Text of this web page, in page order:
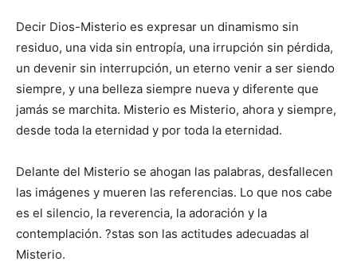
Decir Dios-Misterio es expresar un dinamismo sin
residuo, una vida sin entropía, una irrupción sin pérdida,
un devenir sin interrupción, un eterno venir a ser siendo
siempre, y una belleza siempre nueva y diferente que
jamás se marchita. Misterio es Misterio, ahora y siempre,
desde toda la eternidad y por toda la eternidad.
Delante del Misterio se ahogan las palabras, desfallecen
las imágenes y mueren las referencias. Lo que nos cabe
es el silencio, la reverencia, la adoración y la
contemplación. ?stas son las actitudes adecuadas al
Misterio.